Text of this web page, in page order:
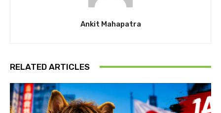
Ankit Mahapatra
RELATED ARTICLES